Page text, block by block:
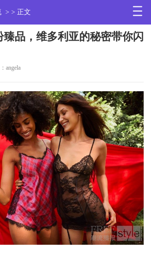
> > 正文
品，维多利亚的秘密带你闪
angela